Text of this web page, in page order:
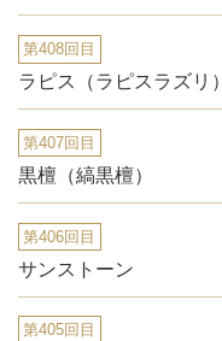
第408回目
ラピス（ラピスラズリ）
第407回目
黒檀（縞黒檀）
第406回目
サンストーン
第405回目